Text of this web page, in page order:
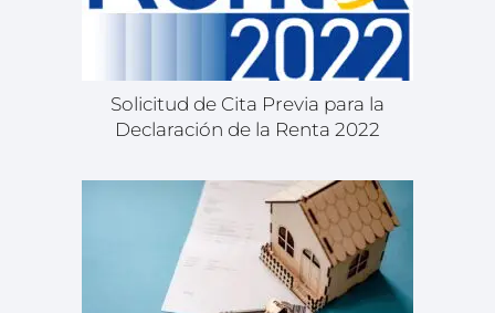
Solicitud de Cita Previa para la
Declaración de la Renta 2022